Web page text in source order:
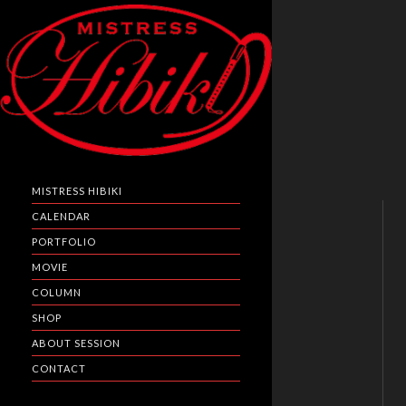
MISTRESS HIBIKI
CALENDAR
PORTFOLIO
MOVIE
COLUMN
SHOP
ABOUT SESSION
CONTACT